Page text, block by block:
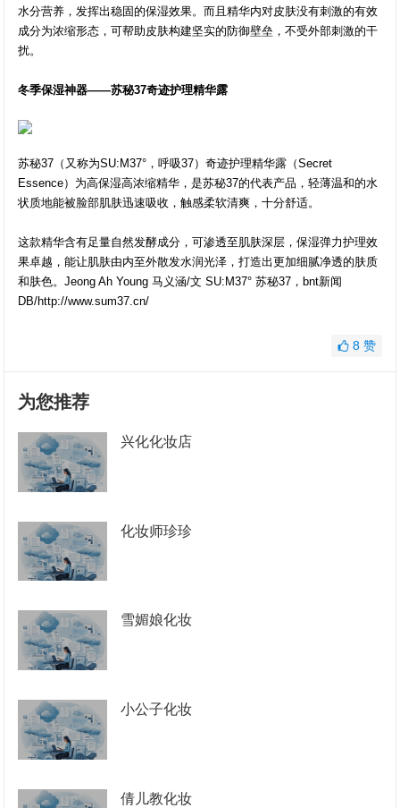
水分营养，发挥出稳固的保湿效果。而且精华内对皮肤没有刺激的有效
成分为浓缩形态，可帮助皮肤构建坚实的防御壁垒，不受外部刺激的干
扰。
冬季保湿神器——苏秘37奇迹护理精华露
苏秘37（又称为SU:M37°，呼吸37）奇迹护理精华露（Secret
Essence）为高保湿高浓缩精华，是苏秘37的代表产品，轻薄温和的水
状质地能被脸部肌肤迅速吸收，触感柔软清爽，十分舒适。
这款精华含有足量自然发酵成分，可渗透至肌肤深层，保湿弹力护理效
果卓越，能让肌肤由内至外散发水润光泽，打造出更加细腻净透的肤质
和肤色。Jeong Ah Young 马义涵/文 SU:M37° 苏秘37，bnt新闻
DB/http://www.sum37.cn/
8 赞
为您推荐
兴化化妆店
化妆师珍珍
雪媚娘化妆
小公子化妆
倩儿教化妆